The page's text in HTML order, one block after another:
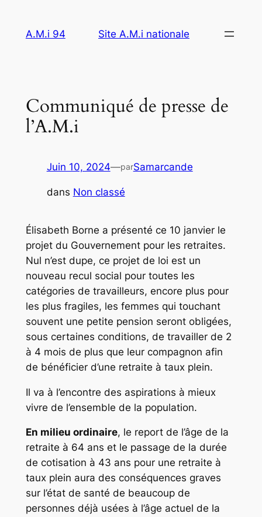
contenu
A.M.i 94 Site A.M.i nationale
Communiqué de presse de
l’A.M.i
Juin 10, 2024—parSamarcande
dans Non classé
Élisabeth Borne a présenté ce 10 janvier le
projet du Gouvernement pour les retraites.
Nul n’est dupe, ce projet de loi est un
nouveau recul social pour toutes les
catégories de travailleurs, encore plus pour
les plus fragiles, les femmes qui touchant
souvent une petite pension seront obligées,
sous certaines conditions, de travailler de 2
à 4 mois de plus que leur compagnon afin
de bénéficier d’une retraite à taux plein.
Il va à l’encontre des aspirations à mieux
vivre de l’ensemble de la population.
En milieu ordinaire, le report de l’âge de la
retraite à 64 ans et le passage de la durée
de cotisation à 43 ans pour une retraite à
taux plein aura des conséquences graves
sur l’état de santé de beaucoup de
personnes déjà usées à l’âge actuel de la